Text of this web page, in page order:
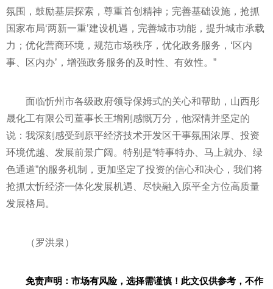
氛围，鼓励基层探索，尊重首创 精神 ；完善基础设施，抢抓
国家布局‘两新一重’建设机遇，完善城市功能，提升城市承载
力；优化营商环境，规范市场秩序，优化政务服务，‘区内
事、区内办’，增强政务服务的及时性 、有效性。”
面临忻州市各级政府领导保姆式的关心和帮助，山西彤
晟化工有限公司董事长王增刚感慨万分，他深情并坚定的
说：我深刻感受到原平经济技术开发区干事氛围浓厚、 投资
环境优越、发展前景广阔。特别是“特事特办、马上就办、绿
色通道”的服务机制，更加坚定了投资的信心和决心，我们将
抢抓太忻经济一体化发展机遇、尽快融入原平全方位高质量
发展格局。
（罗洪泉）
免责声明：市场有风险，选择需谨慎！此文仅供参考，不作